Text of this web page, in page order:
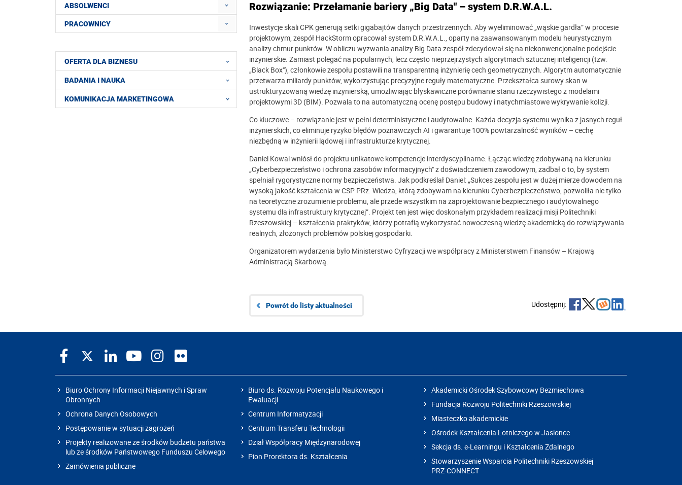
Rozwiązanie: Przełamanie bariery „Big Data" – system D.R.W.A.L.
Inwestycje skali CPK generują setki gigabajtów danych przestrzennych. Aby wyeliminować „wąskie gardła” w procesie
projektowym, zespół HackStorm opracował system D.R.W.A.L., oparty na zaawansowanym modelu heurystycznym
analizy chmur punktów. W obliczu wyzwania analizy Big Data zespół zdecydował się na niekonwencjonalne podejście
inżynierskie. Zamiast polegać na popularnych, lecz często nieprzejrzystych algorytmach sztucznej inteligencji (tzw.
„Black Box"), członkowie zespołu postawili na transparentną inżynierię cech geometrycznych. Algorytm automatycznie
przetwarza miliardy punktów, wykorzystując precyzyjne reguły matematyczne. Przekształca surowy skan w
ustrukturyzowaną wiedzę inżynierską, umożliwiając błyskawiczne porównanie stanu rzeczywistego z modelami
projektowymi 3D (BIM). Pozwala to na automatyczną ocenę postępu budowy i natychmiastowe wykrywanie kolizji.
Co kluczowe – rozwiązanie jest w pełni deterministyczne i audytowalne. Każda decyzja systemu wynika z jasnych reguł
inżynierskich, co eliminuje ryzyko błędów poznawczych AI i gwarantuje 100% powtarzalność wyników – cechę
niezbędną w inżynierii lądowej i infrastrukturze krytycznej.
Daniel Kowal wniósł do projektu unikatowe kompetencje interdyscyplinarne. Łącząc wiedzę zdobywaną na kierunku
„Cyberbezpieczeństwo i ochrona zasobów informacyjnych" z doświadczeniem zawodowym, zadbał o to, by system
spełniał rygorystyczne normy bezpieczeństwa. Jak podkreślał Daniel: „Sukces zespołu jest w dużej mierze dowodem na
wysoką jakość kształcenia w CSP PRz. Wiedza, którą zdobywam na kierunku Cyberbezpieczeństwo, pozwoliła nie tylko
na teoretyczne zrozumienie problemu, ale przede wszystkim na zaprojektowanie bezpiecznego i audytowalnego
systemu dla infrastruktury krytycznej”. Projekt ten jest więc doskonałym przykładem realizacji misji Politechniki
Rzeszowskiej – kształcenia praktyków, którzy potrafią wykorzystać nowoczesną wiedzę akademicką do rozwiązywania
realnych, złożonych problemów polskiej gospodarki.
Organizatorem wydarzenia było Ministerstwo Cyfryzacji we współpracy z Ministerstwem Finansów – Krajową
Administracją Skarbową.
Udostępnij:
Powrót do listy aktualności
ABSOLWENCI
PRACOWNICY
OFERTA DLA BIZNESU
BADANIA I NAUKA
KOMUNIKACJA MARKETINGOWA
Biuro Ochrony Informacji Niejawnych i Spraw
Obronnych
Ochrona Danych Osobowych
Postępowanie w sytuacji zagrożeń
Projekty realizowane ze środków budżetu państwa
lub ze środków Państwowego Funduszu Celowego
Zamówienia publiczne
Biuro ds. Rozwoju Potencjału Naukowego i
Ewaluacji
Centrum Informatyzacji
Centrum Transferu Technologii
Dział Współpracy Międzynarodowej
Pion Prorektora ds. Kształcenia
Akademicki Ośrodek Szybowcowy Bezmiechowa
Fundacja Rozwoju Politechniki Rzeszowskiej
Miasteczko akademickie
Ośrodek Kształcenia Lotniczego w Jasionce
Sekcja ds. e-Learningu i Kształcenia Zdalnego
Stowarzyszenie Wsparcia Politechniki Rzeszowskiej
PRZ-CONNECT